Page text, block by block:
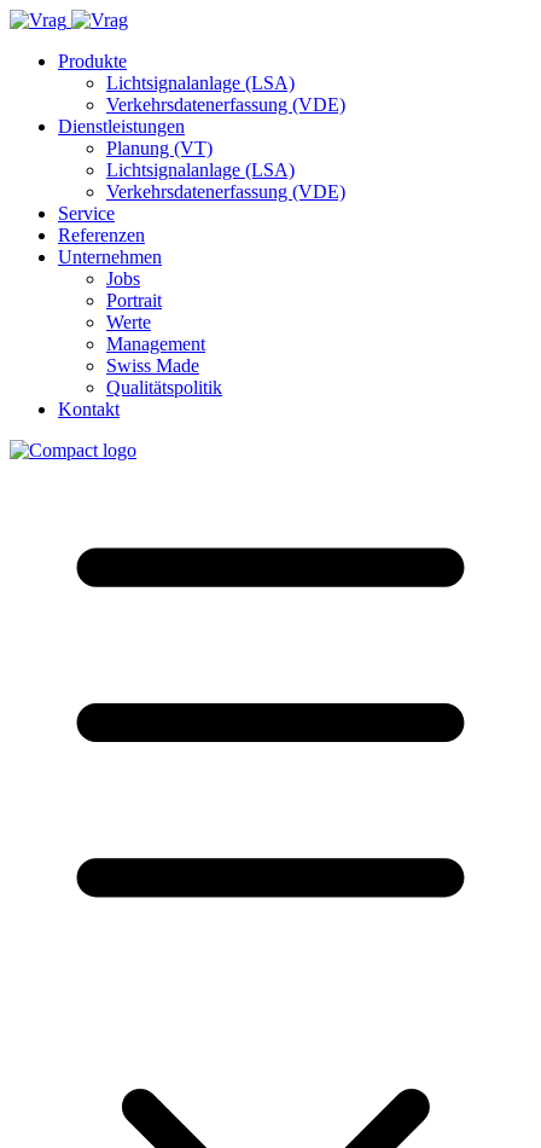
Produkte
Lichtsignalanlage (LSA)
Verkehrsdatenerfassung (VDE)
Dienstleistungen
Planung (VT)
Lichtsignalanlage (LSA)
Verkehrsdatenerfassung (VDE)
Service
Referenzen
Unternehmen
Jobs
Portrait
Werte
Management
Swiss Made
Qualitätspolitik
Kontakt